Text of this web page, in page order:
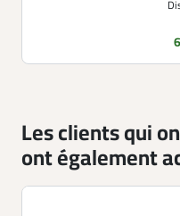
Les clients qui
ont également